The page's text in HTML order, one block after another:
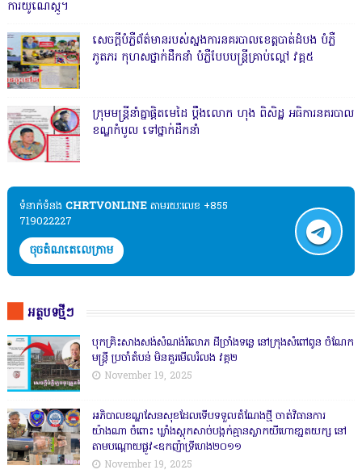
ការយូណេស្កូ។
សេចក្តីបំភ្លឺព័ត៌មានរបស់ស្នងការនគរបាលខេត្តបាត់ដំបង បំភ្លឺ
ភូតភរ កុហសថ្នាក់ដឹកនាំ បំភ្លឺបែបបន្ត្រីគ្រាប់ល្ពៅ វគ្គ៥
ក្រុមមន្ត្រីនាំគ្នាផ្ដិតមេដៃ ប្ដឹងលោក ហុង ពិសិដ្ឋ អធិការនគរបាល
ខណ្ឌកំបូល ទៅថ្នាក់ដឹកនាំ
ទំនាក់ទំនង​​ CHRTVONLINE តាមរយៈលេខ +855
719022227
ចុចតំណតេលេក្រាម
អត្ថបទថ្មីៗ
បុកគ្រិះសាងសង់សំណង់រំលោភ ដីច្រាំងទន្លេ នៅក្រុងសំពៅពូន ចំណែក
មន្ត្រី ប្រចាំតំបន់ មិនគួរមើលរំលង វគ្គ២
November 19, 2025
អភិបាលខណ្ឌសែនសុខដែលទើបទទួលតំណែងថ្មី ចាត់វិធានការ
យ៉ាងណា ចំពោះ ឃ្លាំងស្តុកសាច់បង្កក់គ្មានស្លាកយីហោខា្នតយក្ស នៅ
តាមបណ្តោយផ្លូវ<ឧកញ៉ាទ្រីហេង២០១១
November 19, 2025